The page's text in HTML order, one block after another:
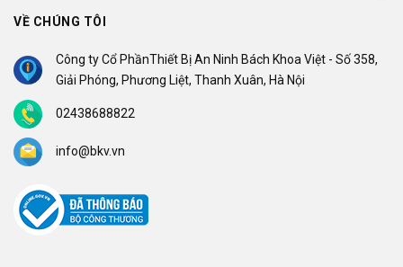
VỀ CHÚNG TÔI
Công ty Cổ PhầnThiết Bị An Ninh Bách Khoa Việt - Số 358,
Giải Phóng, Phương Liệt, Thanh Xuân, Hà Nội
02438688822
info@bkv.vn